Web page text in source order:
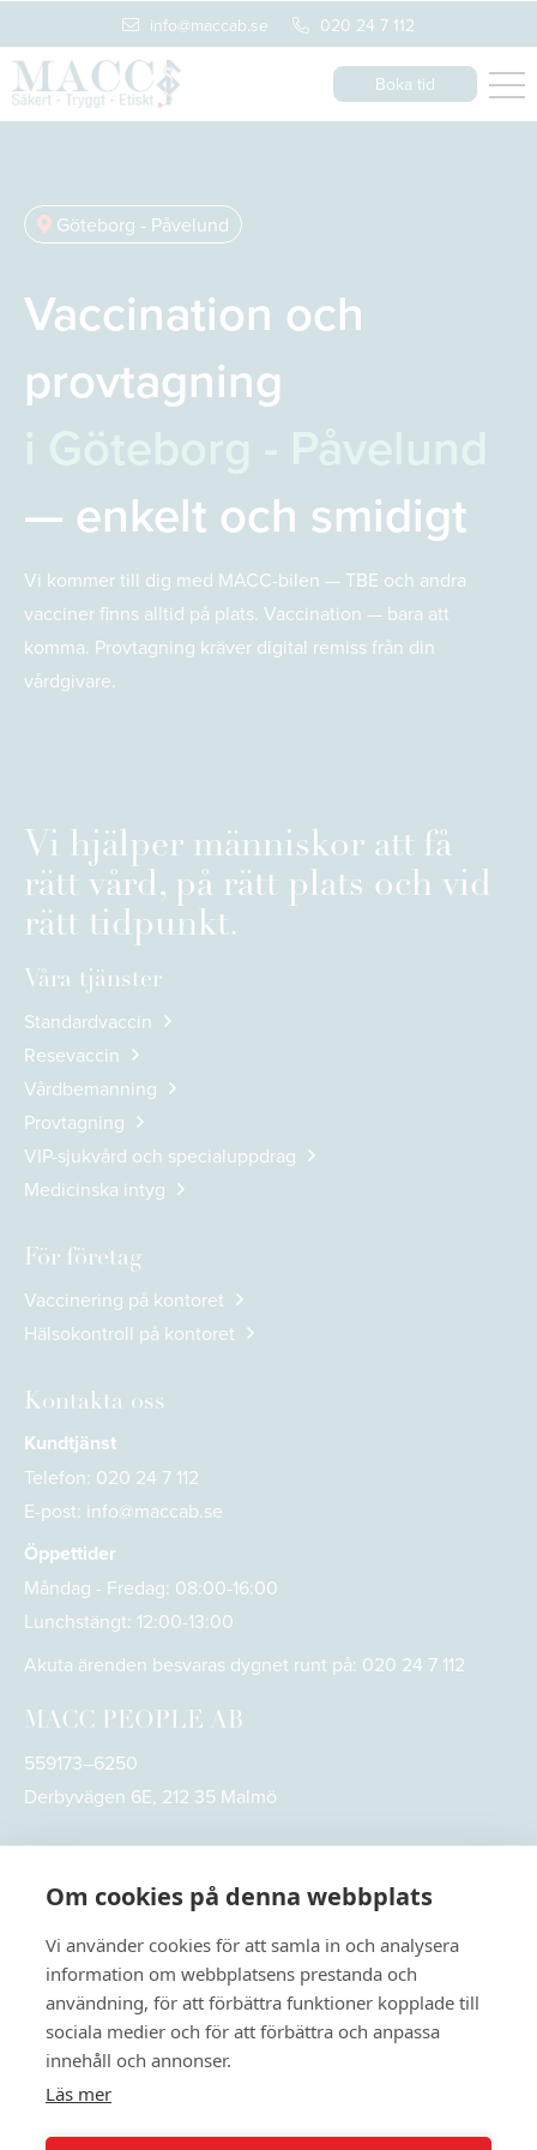
info@maccab.se 020 24 7 112
Boka tid
Göteborg - Påvelund
Vaccination och
provtagning
— enkelt och smidigt
Vi kommer till dig med MACC-bilen — TBE och andra
vacciner finns alltid på plats. Vaccination — bara att
komma. Provtagning kräver digital remiss från din
vårdgivare.
Vi hjälper människor att få
rätt vård, på rätt plats och vid
rätt tidpunkt.
Våra tjänster
Standardvaccin
Resevaccin
Vårdbemanning
Provtagning
VIP-sjukvård och specialuppdrag
Medicinska intyg
För företag
Vaccinering på kontoret
Hälsokontroll på kontoret
Kontakta oss
Kundtjänst
Telefon: 020 24 7 112
E-post: info@maccab.se
Öppettider
Måndag - Fredag: 08:00-16:00
Lunchstängt: 12:00-13:00
Akuta ärenden besvaras dygnet runt på: 020 24 7 112
MACC PEOPLE AB
559173–6250
Derbyvägen 6E, 212 35 Malmö
Om cookies på denna webbplats
Vi använder cookies för att samla in och analysera
information om webbplatsens prestanda och
användning, för att förbättra funktioner kopplade till
sociala medier och för att förbättra och anpassa
innehåll och annonser.
Läs mer